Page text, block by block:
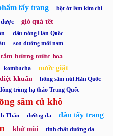
tẩy trang bột ớt làm kim chi
dược
giỏ quà tết
dầu nóng Hàn Quốc
son dưỡng môi nam
tắm hương nước hoa
kombucha nước giặt
khuẩn hồng sâm núi Hàn Quốc
trùng hạ thảo Trung Quốc
sâm củ khô
Thảo dưỡng da dầu tẩy trang
khử mùi
tinh chất dưỡng da